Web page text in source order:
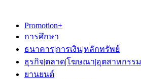
Promotion+
การศึกษา
ธนาคาร|การเงิน|หลักทรัพย์
ธุรกิจ|ตลาด|โฆษณา|อุตสาหกรรม
ยานยนต์